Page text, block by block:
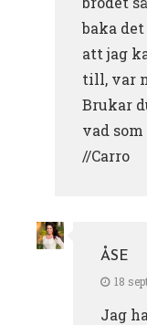
baka
att jag
till, var
Brukar
vad
//Carro
ÅSE
18
Jag